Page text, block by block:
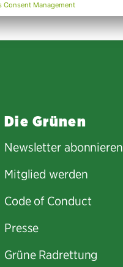
Die Grünen
Newsletter abonnieren
Mitglied werden
Code of Conduct
Presse
Grüne Radrettung